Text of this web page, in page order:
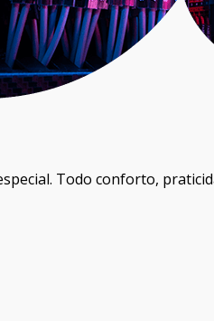
Todo conforto,